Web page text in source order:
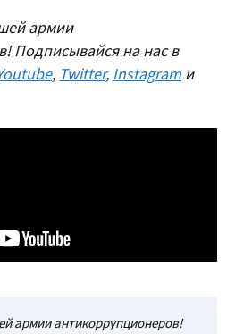
армии
Подписывайся на нас в
,Twitter,Instagram и
армии антикоррупционеров!